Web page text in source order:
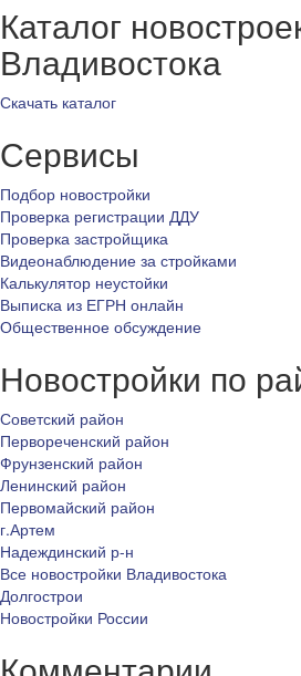
Каталог
Владивостока
Скачать каталог
Сервисы
Подбор новостройки
Проверка регистрации ДДУ
Проверка застройщика
Видеонаблюдение за стройками
Калькулятор неустойки
Выписка из ЕГРН онлайн
Общественное обсуждение
Новостройки по
Советский район
Первореченский район
Фрунзенский район
Ленинский район
Первомайский район
г.Артем
Надеждинский р-н
Все новостройки Владивостока
Долгострои
Новостройки России